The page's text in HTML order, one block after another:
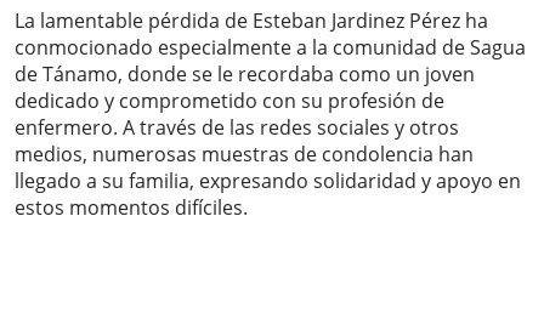
La lamentable pérdida de Esteban Jardinez Pérez ha
conmocionado especialmente a la comunidad de Sagua
de Tánamo, donde se le recordaba como un joven
dedicado y comprometido con su profesión de
enfermero. A través de las redes sociales y otros
medios, numerosas muestras de condolencia han
llegado a su familia, expresando solidaridad y apoyo en
estos momentos difíciles.